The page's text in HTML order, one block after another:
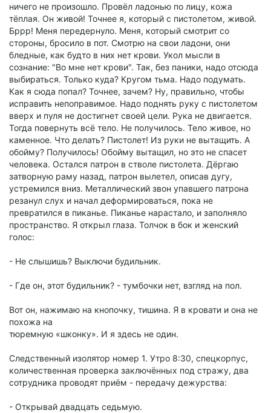
ничего не произошло. Провёл ладонью по лицу, кожа
тёплая. Он живой! Точнее я, который с пистолетом, живой.
Бррр! Меня передернуло. Меня, который смотрит со
стороны, бросило в пот. Смотрю на свои ладони, они
бледные, как будто в них нет крови. Укол мысли в
сознание: "Во мне нет крови". Так, без паники, надо отсюда
выбираться. Только куда? Кругом тьма. Надо подумать.
Как я сюда попал? Точнее, зачем? Ну, правильно, чтобы
исправить непоправимое. Надо поднять руку с пистолетом
вверх и пуля не достигнет своей цели. Рука не двигается.
Тогда повернуть всё тело. Не получилось. Тело живое, но
каменное. Что делать? Пистолет! Из руки не вытащить. А
обойму? Получилось! Обойму вытащил, но это не спасет
человека. Остался патрон в стволе пистолета. Дёргаю
затворную раму назад, патрон вылетел, описав дугу,
устремился вниз. Металлический звон упавшего патрона
резанул слух и начал деформироваться, пока не
превратился в пиканье. Пиканье нарастало, и заполняло
пространство. Я открыл глаза. Толчок в бок и женский
голос:
- Не слышишь? Выключи будильник.
- Где он, этот будильник? - тумбочки нет, взгляд на пол.
Вот он, нажимаю на кнопочку, тишина. Я в кровати и она не
похожа на
тюремную «шконку». И я здесь не один.
Следственный изолятор номер 1. Утро 8:30, спецкорпус,
количественная проверка заключённых под стражу, два
сотрудника проводят приём - передачу дежурства:
- Открывай двадцать седьмую.